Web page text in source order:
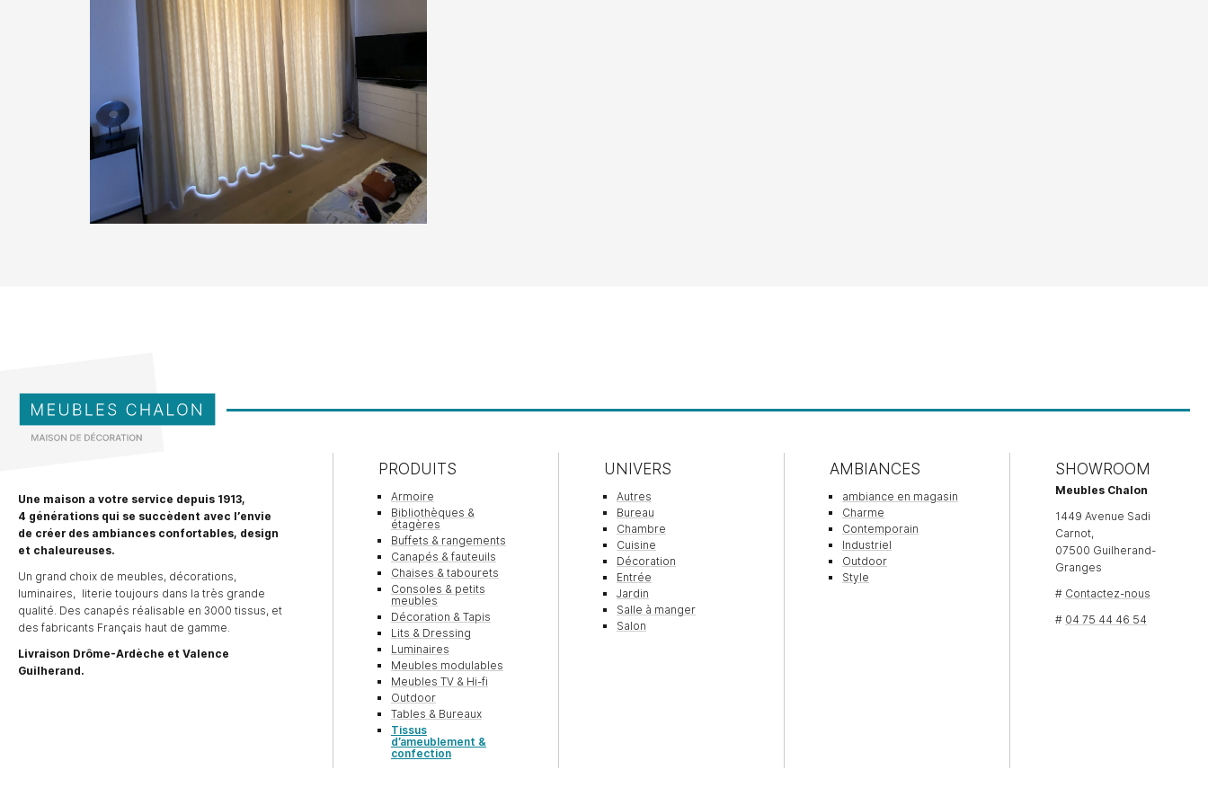
Viaud
Une maison a votre service depuis 1913,
4 générations qui se succèdent avec l’envie
de créer des ambiances confortables, design
et chaleureuses.
Un grand choix de meubles, décorations,
luminaires, literie toujours dans la très grande
qualité. Des canapés réalisable en 3000 tissus, et
des fabricants Français haut de gamme.
Livraison Drôme-Ardèche et Valence
Guilherand.
PRODUITS
Armoire
Bibliothèques &
étagères
Buffets & rangements
Canapés & fauteuils
Chaises & tabourets
Consoles & petits
meubles
Décoration & Tapis
Lits & Dressing
Luminaires
Meubles modulables
Meubles TV & Hi-fi
Outdoor
Tables & Bureaux
Tissus
d’ameublement &
confection
UNIVERS
Autres
Bureau
Chambre
Cuisine
Décoration
Entrée
Jardin
Salle à manger
Salon
AMBIANCES
ambiance en magasin
Charme
Contemporain
Industriel
Outdoor
Style
SHOWROOM
Meubles Chalon
1449 Avenue Sadi
Carnot,
07500 Guilherand-
Granges
# Contactez-nous
# 04 75 44 46 54